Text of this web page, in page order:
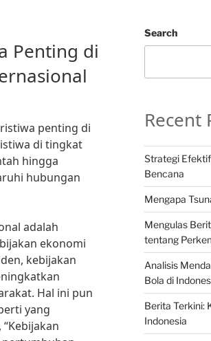
Penting di
penting di
di tingkat
hingga
hubungan
adalah
ekonomi
kebijakan
Hal ini pun
yang
Search
Recent
Strategi
Bencana
Mengapa
Mengulas
tentang
Analisis
Bola di
Berita Terkini:
Indonesia